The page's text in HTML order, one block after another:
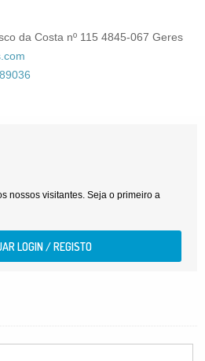
da Costa nº 115 4845-067 Geres
nossos visitantes. Seja o primeiro a